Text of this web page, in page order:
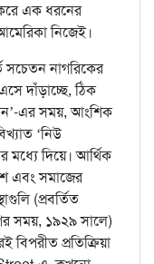
করে এক ধরনের
নিজেই।
সচেতন নাগরিকের
দাঁড়াচ্ছে, ঠিক
এর সময়, আংশিক
‘নিউ
দিয়ে। আর্থিক
এবং সমাজের
(প্রবর্তিত
সময়, ১৯২৯ সালে)
বিপরীত প্রতিক্রিয়া